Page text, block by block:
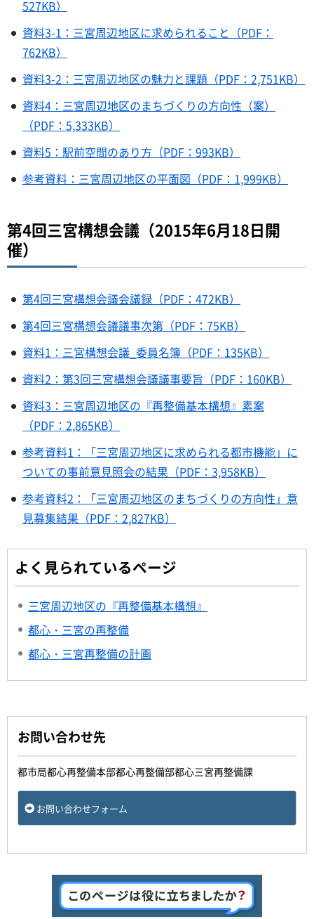
527KB）
資料3-1：三宮周辺地区に求められること（PDF：
762KB）
資料3-2：三宮周辺地区の魅力と課題（PDF：2,751KB）
資料4：三宮周辺地区のまちづくりの方向性（案）
（PDF：5,333KB）
資料5：駅前空間のあり方（PDF：993KB）
参考資料：三宮周辺地区の平面図（PDF：1,999KB）
第4回三宮構想会議（2015年6月18日開
催）
第4回三宮構想会議会議録（PDF：472KB）
第4回三宮構想会議議事次第（PDF：75KB）
資料1：三宮構想会議_委員名簿（PDF：135KB）
資料2：第3回三宮構想会議議事要旨（PDF：160KB）
資料3：三宮周辺地区の『再整備基本構想』素案
（PDF：2,865KB）
参考資料1：「三宮周辺地区に求められる都市機能」に
ついての事前意見照会の結果（PDF：3,958KB）
参考資料2：「三宮周辺地区のまちづくりの方向性」意
見募集結果（PDF：2,827KB）
よく見られているページ
三宮周辺地区の『再整備基本構想』
都心・三宮の再整備
都心・三宮再整備の計画
お問い合わせ先
都市局都心再整備本部都心再整備部都心三宮再整備課
お問い合わせフォーム